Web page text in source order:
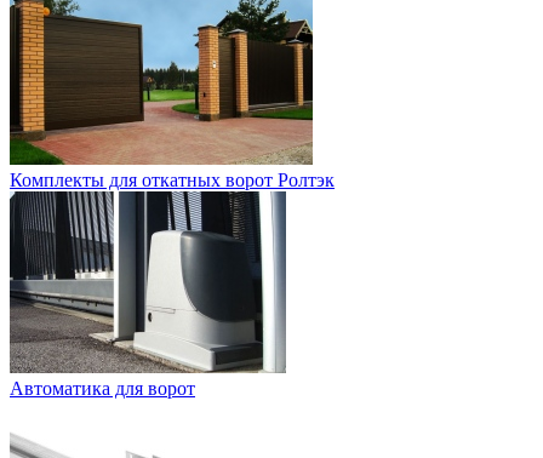
Комплекты для откатных ворот Ролтэк
Автоматика для ворот